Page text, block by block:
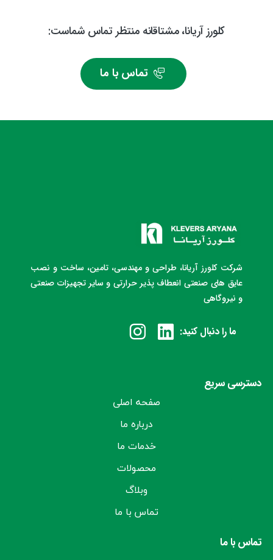
کلورز آریانا، مشتاقانه منتظر تماس شماست:
تماس با ما
شرکت کلورز آریانا، طراحی و مهندسی، تامین، ساخت و نصب
عایق های صنعتی انعطاف پذیر حرارتی و سایر تجهیزات صنعتی
و نیروگاهی
ما را دنبال کنید:
دسترسی سریع
صفحه اصلی
درباره ما
خدمات ما
محصولات
وبلاگ
تماس با ما
تماس با ما